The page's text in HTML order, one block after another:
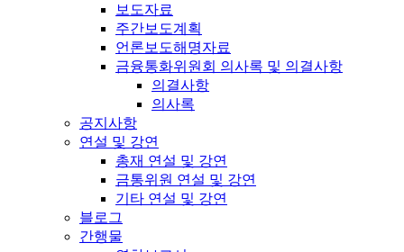
보도자료
주간보도계획
언론보도해명자료
금융통화위원회 의사록 및 의결사항
의결사항
의사록
공지사항
연설 및 강연
총재 연설 및 강연
금통위원 연설 및 강연
기타 연설 및 강연
블로그
간행물